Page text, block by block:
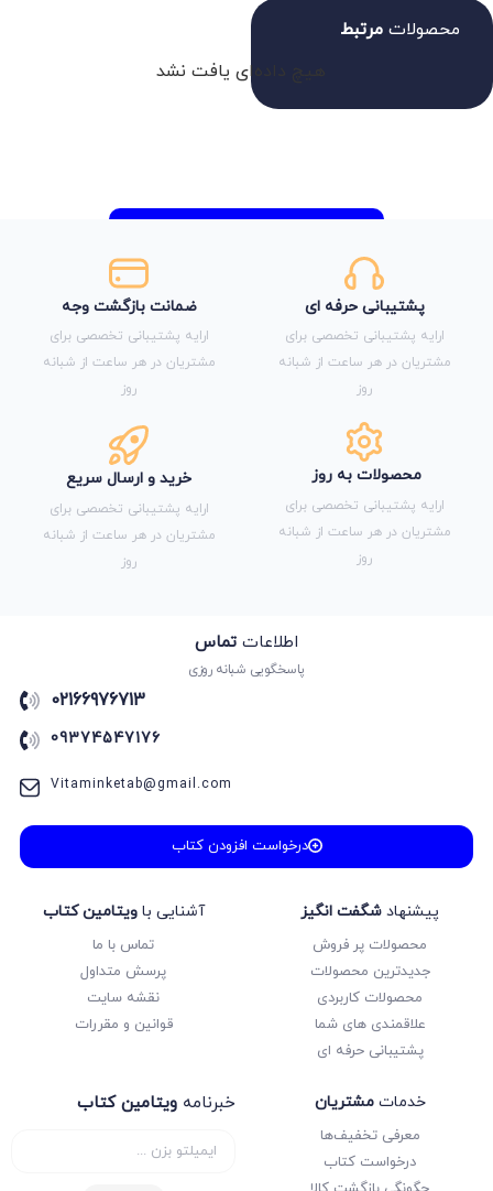
محصولات مرتبط
هیچ داده‌ای یافت نشد
پشتیبانی حرفه ای
ارایه پشتیبانی تخصصی برای
مشتریان در هر ساعت از شبانه
روز
ضمانت بازگشت وجه
ارایه پشتیبانی تخصصی برای
مشتریان در هر ساعت از شبانه
روز
محصولات به روز
ارایه پشتیبانی تخصصی برای
مشتریان در هر ساعت از شبانه
روز
خرید و ارسال سریع
ارایه پشتیبانی تخصصی برای
مشتریان در هر ساعت از شبانه
روز
پیشنهاد شگفت انگیز
محصولات پر فروش
جدیدترین محصولات
محصولات کاربردی
علاقمندی های شما
پشتیبانی حرفه ای
آشنایی باویتامین کتاب
تماس با ما
پرسش متداول
نقشه سایت
قوانین و مقررات
خدماتمشتریان
معرفی تخفیف‌ها
درخواست کتاب
اطلاعات تماس
پاسخگویی شبانه روزی
02166976713
09374547176
Vitaminketab@gmail.com
درخواست افزودن کتاب
خبرنامه ویتامین کتاب